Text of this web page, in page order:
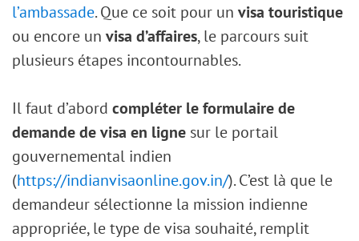
l’ambassade. Que ce soit pour un visa touristique
ou encore un visa d’affaires, le parcours suit
plusieurs étapes incontournables.
Il faut d’abord compléter le formulaire de
demande de visa en ligne sur le portail
gouvernemental indien
(https://indianvisaonline.gov.in/). C’est là que le
demandeur sélectionne la mission indienne
appropriée, le type de visa souhaité, remplit